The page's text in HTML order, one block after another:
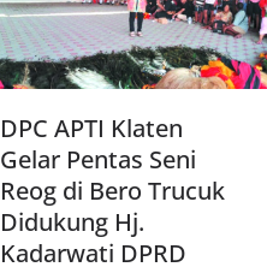
DPC APTI Klaten
Gelar Pentas Seni
Reog di Bero Trucuk
Didukung Hj.
Kadarwati DPRD